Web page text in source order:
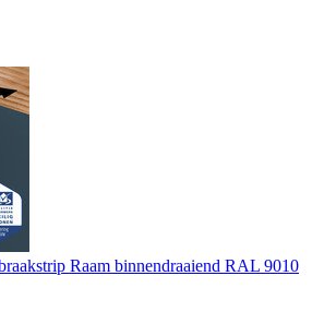
Raam binnendraaiend RAL 9010